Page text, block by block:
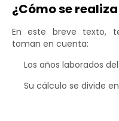
¿Cómo se
En este breve texto,
toman en cuenta:
Los años laborados
Su cálculo se divide